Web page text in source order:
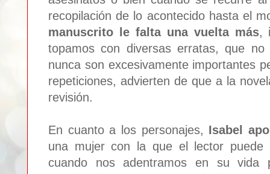
recopilación de lo acontecido hasta el
manuscrito le falta una vuelta más,
topamos con diversas erratas, que
nunca son excesivamente importantes
repeticiones, advierten de que a la
revisión.
En cuanto a los personajes, Isabel
una mujer con la que el lector puede
cuando nos adentramos en su vida